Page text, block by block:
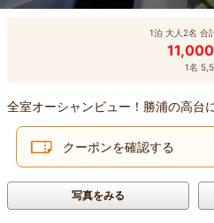
1泊 大人2名 合
1名
全室オーシャンビュー！勝浦の高台
クーポンを確認する
写真をみる